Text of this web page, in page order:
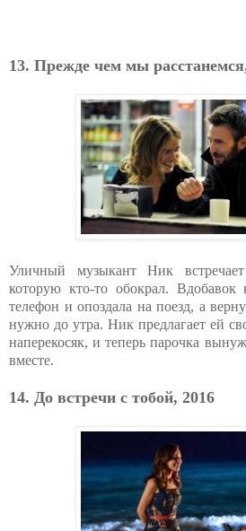
13. Прежде чем мы
Уличный музыкант Ник
которую кто-то обокрал. Вдобавок
телефон и опоздала на поезд, а
нужно до утра. Ник предлагает ей
наперекосяк, и теперь парочка
вместе.
14. До встречи с тобой, 2016